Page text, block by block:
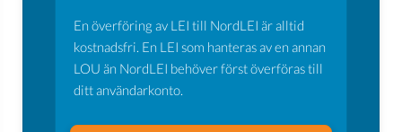
En överföring av LEI till NordLEI är alltid
kostnadsfri. En LEI som hanteras av en annan
LOU än NordLEI behöver först överföras till
ditt användarkonto.